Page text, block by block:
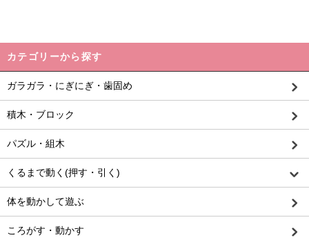
カテゴリーから探す
ガラガラ・にぎにぎ・歯固め
積木・ブロック
パズル・組木
くるまで動く(押す・引く)
体を動かして遊ぶ
ころがす・動かす